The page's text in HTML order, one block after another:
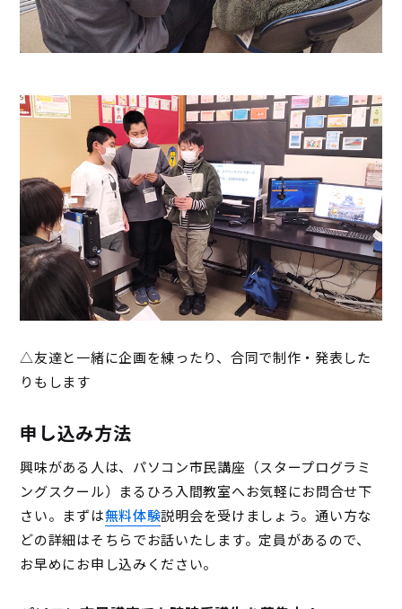
△友達と一緒に企画を練ったり、合同で制作・発表した
りもします
申し込み方法
興味がある人は、パソコン市民講座（スタープログラミ
ングスクール）まるひろ入間教室へお気軽にお問合せ下
さい。まずは無料体験説明会を受けましょう。通い方な
どの詳細はそちらでお話いたします。定員があるので、
お早めにお申し込みください。